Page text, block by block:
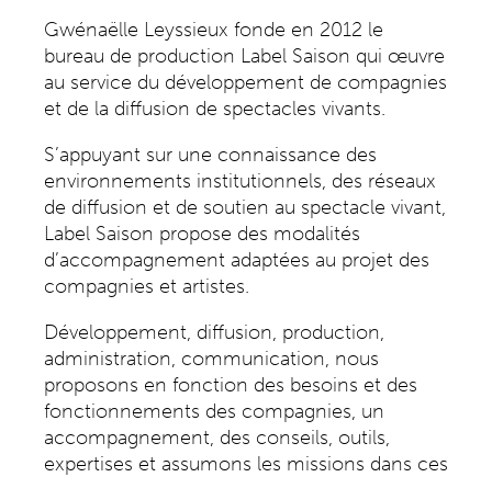
Gwénaëlle Leyssieux fonde en 2012 le
bureau de production Label Saison qui œuvre
au service du développement de compagnies
et de la diffusion de spectacles vivants.
S’appuyant sur une connaissance des
environnements institutionnels, des réseaux
de diffusion et de soutien au spectacle vivant,
Label Saison propose des modalités
d’accompagnement adaptées au projet des
compagnies et artistes.
Développement, diffusion, production,
administration, communication, nous
proposons en fonction des besoins et des
fonctionnements des compagnies, un
accompagnement, des conseils, outils,
expertises et assumons les missions dans ces